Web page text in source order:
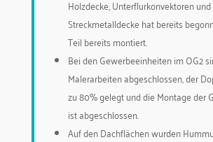
Holzdecke, Unterflurkonvektoren und
Streckmetalldecke hat bereits
Teil bereits montiert.
Bei den Gewerbeeinheiten im OG2
Malerarbeiten abgeschlossen, der
zu 80% gelegt und die Montage der
ist abgeschlossen.
Auf den Dachflächen wurden